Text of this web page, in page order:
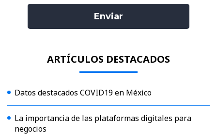
ARTÍCULOS DESTACADOS
Datos destacados COVID19 en México
La importancia de las plataformas digitales para
negocios